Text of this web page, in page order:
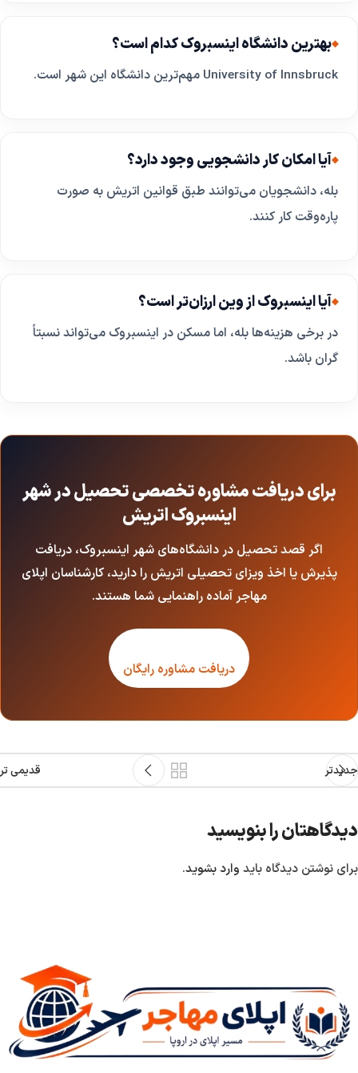
بهترین دانشگاه اینسبروک کدام است؟
University of Innsbruck مهم‌ترین دانشگاه این شهر است.
آیا امکان کار دانشجویی وجود دارد؟
بله، دانشجویان می‌توانند طبق قوانین اتریش به صورت
پاره‌وقت کار کنند.
آیا اینسبروک از وین ارزان‌تر است؟
در برخی هزینه‌ها بله، اما مسکن در اینسبروک می‌تواند نسبتاً
گران باشد.
برای دریافت مشاوره تخصصی تحصیل در شهر
اینسبروک اتریش
اگر قصد تحصیل در دانشگاه‌های شهر اینسبروک، دریافت
پذیرش یا اخذ ویزای تحصیلی اتریش را دارید، کارشناسان اپلای
مهاجر آماده راهنمایی شما هستند.
دریافت مشاوره رایگان
جدیدتر قدیمی تر
دیدگاهتان را بنویسید
برای نوشتن دیدگاه باید وارد بشوید.